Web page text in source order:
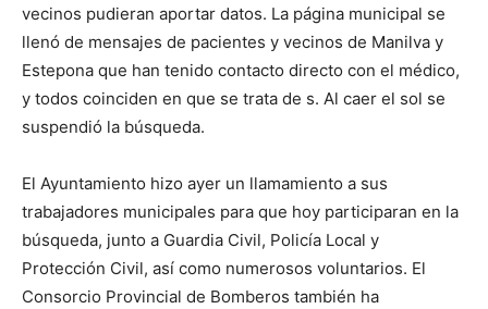
vecinos pudieran aportar datos. La página municipal se
llenó de mensajes de pacientes y vecinos de Manilva y
Estepona que han tenido contacto directo con el médico,
y todos coinciden en que se trata de s. Al caer el sol se
suspendió la búsqueda.
El Ayuntamiento hizo ayer un llamamiento a sus
trabajadores municipales para que hoy participaran en la
búsqueda, junto a Guardia Civil, Policía Local y
Protección Civil, así como numerosos voluntarios. El
Consorcio Provincial de Bomberos también ha